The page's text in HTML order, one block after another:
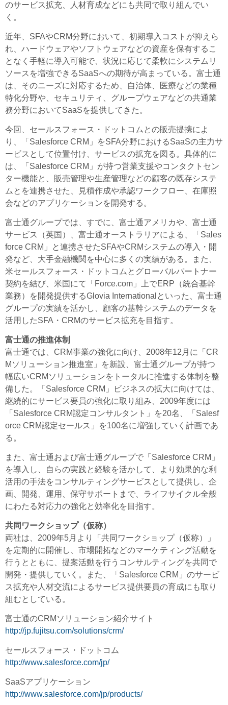
のサービス拡充、人材育成などにも共同で取り組んでい
く。
近年、SFAやCRM分野において、初期導入コストが抑えら
れ、ハードウェアやソフトウェアなどの資産を保有するこ
となく手軽に導入可能で、状況に応じて柔軟にシステムリ
ソースを増強できるSaaSへの期待が高まっている。富士通
は、そのニーズに対応するため、自治体、医療などの業種
特化分野や、セキュリティ、グループウェアなどの共通業
務分野においてSaaSを提供してきた。
今回、セールスフォース・ドットコムとの販売提携によ
り、「Salesforce CRM」をSFA分野におけるSaaSの主力サ
ービスとして位置付け、サービスの拡充を図る。具体的に
は、「Salesforce CRM」が持つ営業支援やコンタクトセン
ター機能と、販売管理や生産管理などの顧客の既存システ
ムとを連携させた、見積作成や承認ワークフロー、在庫照
会などのアプリケーションを開発する。
富士通グループでは、すでに、富士通アメリカや、富士通
サービス（英国）、富士通オーストラリアによる、「Sales
force CRM」と連携させたSFAやCRMシステムの導入・開
発など、大手金融機関を中心に多くの実績がある。また、
米セールスフォース・ドットコムとグローバルパートナー
契約を結び、米国にて「Force.com」上でERP（統合基幹
業務）を開発提供するGlovia Internationalといった、富士通
グループの実績を活かし、顧客の基幹システムのデータを
活用したSFA・CRMのサービス拡充を目指す。
富士通の推進体制
富士通では、CRM事業の強化に向け、2008年12月に「CR
Mソリューション推進室」を新設、富士通グループが持つ
幅広いCRMソリューションをトータルに推進する体制を整
備した。「Salesforce CRM」ビジネスの拡大に向けては、
継続的にサービス要員の強化に取り組み、2009年度には
「Salesforce CRM認定コンサルタント」を20名、「Salesf
orce CRM認定セールス」を100名に増強していく計画であ
る。
また、富士通および富士通グループで「Salesforce CRM」
を導入し、自らの実践と経験を活かして、より効果的な利
活用の手法をコンサルティングサービスとして提供し、企
画、開発、運用、保守サポートまで、ライフサイクル全般
にわたる対応力の強化と効率化を目指す。
共同ワークショップ（仮称）
両社は、2009年5月より「共同ワークショップ（仮称）」
を定期的に開催し、市場開拓などのマーケティング活動を
行うとともに、提案活動を行うコンサルティングを共同で
開発・提供していく。また、「Salesforce CRM」のサービ
ス拡充や人材交流によるサービス提供要員の育成にも取り
組むとしている。
富士通のCRMソリューション紹介サイト
http://jp.fujitsu.com/solutions/crm/
セールスフォース・ドットコム
http://www.salesforce.com/jp/
SaaSアプリケーション
http://www.salesforce.com/jp/products/